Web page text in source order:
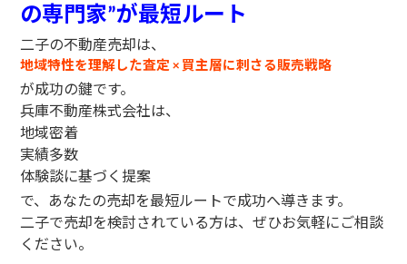
の専門家”が最短ルート
二子の不動産売却は、
地域特性を理解した査定 ×買主層に刺さる販売戦略
が成功の鍵です。
兵庫不動産株式会社は、
地域密着
実績多数
体験談に基づく提案
で、あなたの売却を最短ルートで成功へ導きます。
二子で売却を検討されている方は、ぜひお気軽にご相談
ください。